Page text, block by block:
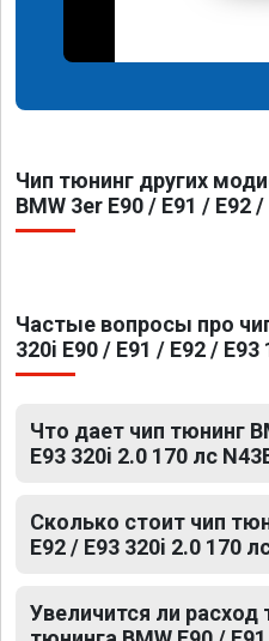
Чип тюнинг других
BMW 3er E90 / E91 / E92 /
Частые вопросы про
320i E90 / E91 / E92 / E93
Что дает чип тюнинг
E93 320i 2.0 170 лс
Сколько стоит чип
E92 / E93 320i 2.0 170
Увеличится ли расход